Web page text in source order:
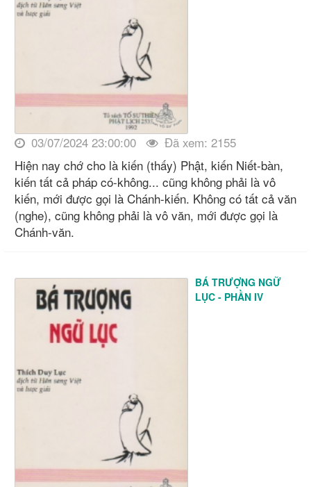
03/07/2024 23:00:00
Đã xem: 2155
Hiện nay chớ cho là kiến (thấy) Phật, kiến Niết-bàn,
kiến tất cả pháp có-không... cũng không phải là vô
kiến, mới được gọi là Chánh-kiến. Không có tất cả văn
(nghe), cũng không phải là vô văn, mới được gọi là
Chánh-văn.
BÁ TRƯỢNG NGỮ
LỤC - PHẦN IV